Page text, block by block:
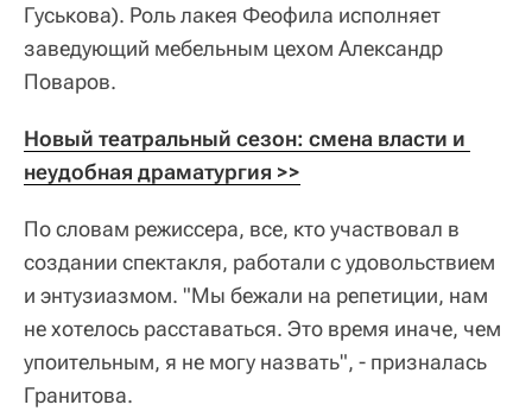
Гуськова). Роль лакея Феофила исполняет
заведующий мебельным цехом Александр
Поваров.
Новый театральный сезон: смена власти и
неудобная драматургия >>
По словам режиссера, все, кто участвовал в
создании спектакля, работали с удовольствием
и энтузиазмом. "Мы бежали на репетиции, нам
не хотелось расставаться. Это время иначе, чем
упоительным, я не могу назвать", - призналась
Гранитова.